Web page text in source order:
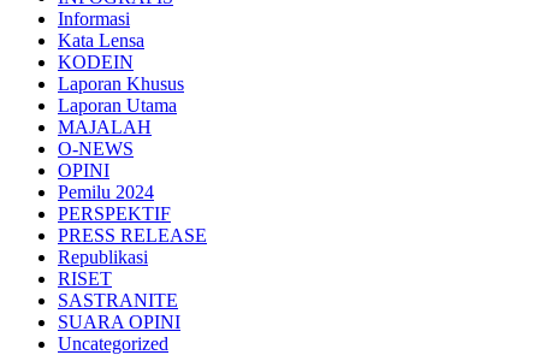
Informasi
Kata Lensa
KODEIN
Laporan Khusus
Laporan Utama
MAJALAH
O-NEWS
OPINI
Pemilu 2024
PERSPEKTIF
PRESS RELEASE
Republikasi
RISET
SASTRANITE
SUARA OPINI
Uncategorized